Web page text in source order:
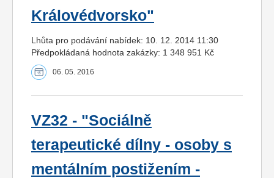
Královédvorsko"
Lhůta pro podávání nabídek: 10. 12. 2014 11:30
Předpokládaná hodnota zakázky: 1 348 951 Kč
06. 05. 2016
VZ32 - "Sociálně
terapeutické dílny - osoby s
mentálním postižením -